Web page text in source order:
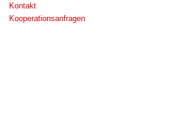
Kontakt
Kooperationsanfragen